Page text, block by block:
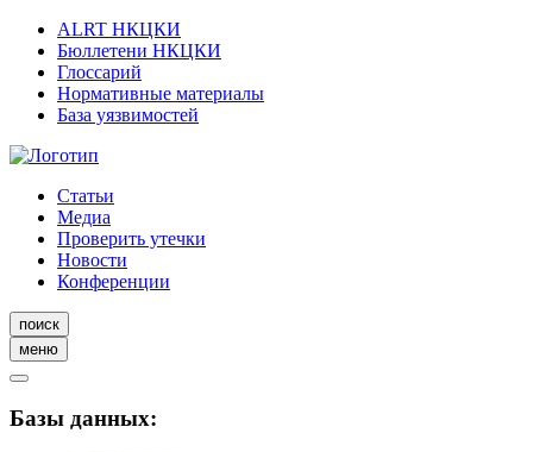
ALRT НКЦКИ
Бюллетени НКЦКИ
Глоссарий
Нормативные материалы
База уязвимостей
Статьи
Медиа
Проверить утечки
Новости
Конференции
поиск
меню
Базы данных: